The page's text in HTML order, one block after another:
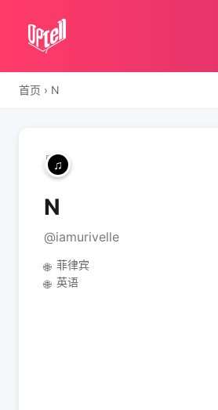
首页 › N
N
@iamurivelle
🌐 菲律宾
🌐 英语